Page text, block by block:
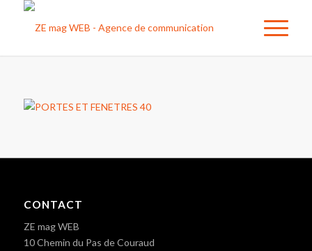
CONTACT
ZE mag WEB
10 Chemin du Pas de Couraud